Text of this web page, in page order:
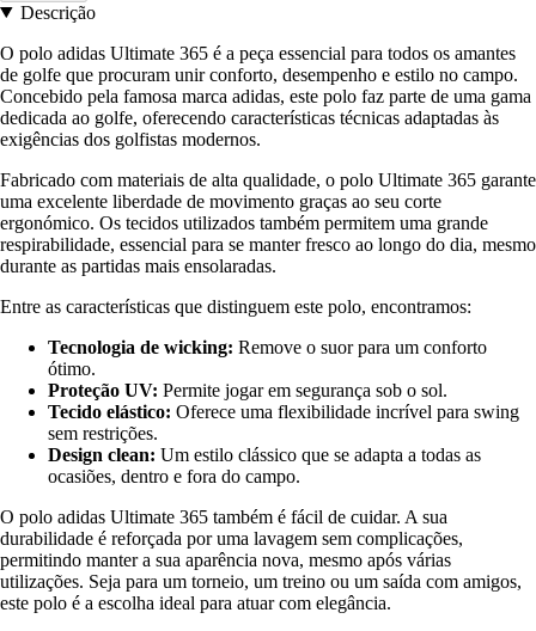
Descrição
O polo adidas Ultimate 365 é a peça essencial para todos os amantes
de golfe que procuram unir conforto, desempenho e estilo no campo.
Concebido pela famosa marca adidas, este polo faz parte de uma gama
dedicada ao golfe, oferecendo características técnicas adaptadas às
exigências dos golfistas modernos.
Fabricado com materiais de alta qualidade, o polo Ultimate 365 garante
uma excelente liberdade de movimento graças ao seu corte
ergonómico. Os tecidos utilizados também permitem uma grande
respirabilidade, essencial para se manter fresco ao longo do dia, mesmo
durante as partidas mais ensolaradas.
Entre as características que distinguem este polo, encontramos:
Tecnologia de wicking: Remove o suor para um conforto
ótimo.
Proteção UV: Permite jogar em segurança sob o sol.
Tecido elástico: Oferece uma flexibilidade incrível para swing
sem restrições.
Design clean: Um estilo clássico que se adapta a todas as
ocasiões, dentro e fora do campo.
O polo adidas Ultimate 365 também é fácil de cuidar. A sua
durabilidade é reforçada por uma lavagem sem complicações,
permitindo manter a sua aparência nova, mesmo após várias
utilizações. Seja para um torneio, um treino ou um saída com amigos,
este polo é a escolha ideal para atuar com elegância.